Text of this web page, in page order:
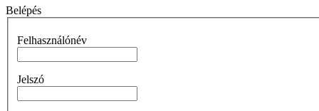
Belépés
Felhasználónév
Jelszó